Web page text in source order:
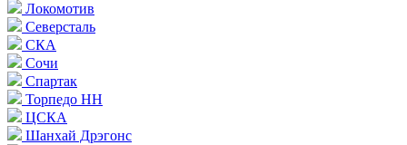
Локомотив
Северсталь
СКА
Сочи
Спартак
Торпедо НН
ЦСКА
Шанхай Дрэгонс